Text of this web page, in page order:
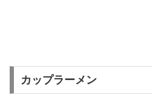
カップラーメン